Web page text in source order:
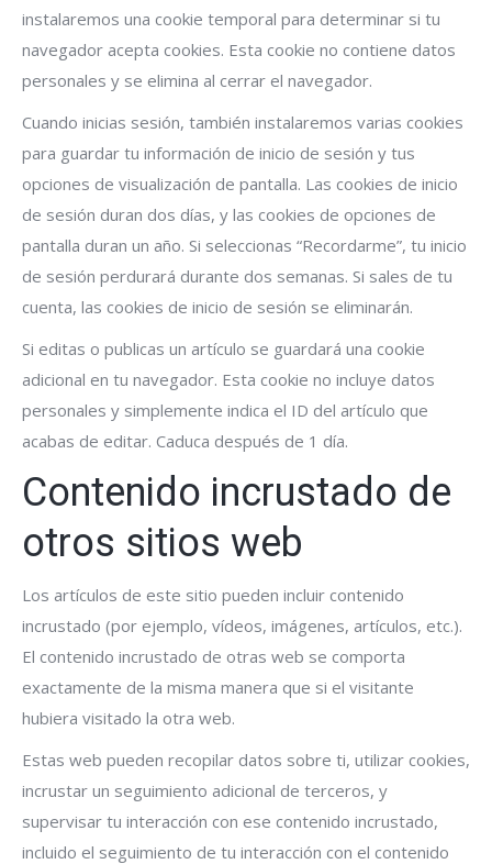
instalaremos una cookie temporal para determinar si tu
navegador acepta cookies. Esta cookie no contiene datos
personales y se elimina al cerrar el navegador.
Cuando inicias sesión, también instalaremos varias cookies
para guardar tu información de inicio de sesión y tus
opciones de visualización de pantalla. Las cookies de inicio
de sesión duran dos días, y las cookies de opciones de
pantalla duran un año. Si seleccionas “Recordarme”, tu inicio
de sesión perdurará durante dos semanas. Si sales de tu
cuenta, las cookies de inicio de sesión se eliminarán.
Si editas o publicas un artículo se guardará una cookie
adicional en tu navegador. Esta cookie no incluye datos
personales y simplemente indica el ID del artículo que
acabas de editar. Caduca después de 1 día.
Contenido incrustado de
otros sitios web
Los artículos de este sitio pueden incluir contenido
incrustado (por ejemplo, vídeos, imágenes, artículos, etc.).
El contenido incrustado de otras web se comporta
exactamente de la misma manera que si el visitante
hubiera visitado la otra web.
Estas web pueden recopilar datos sobre ti, utilizar cookies,
incrustar un seguimiento adicional de terceros, y
supervisar tu interacción con ese contenido incrustado,
incluido el seguimiento de tu interacción con el contenido